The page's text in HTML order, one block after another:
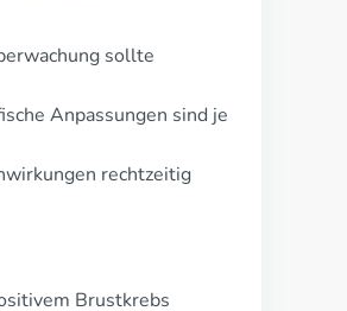
sollte
Anpassungen sind je
rechtzeitig
Brustkrebs